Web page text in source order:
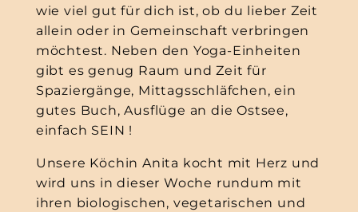
wie viel gut für dich ist, ob du lieber Zeit
allein oder in Gemeinschaft verbringen
möchtest. Neben den Yoga-Einheiten
gibt es genug Raum und Zeit für
Spaziergänge, Mittagsschläfchen, ein
gutes Buch, Ausflüge an die Ostsee,
einfach SEIN !
Unsere Köchin Anita kocht mit Herz und
wird uns in dieser Woche rundum mit
ihren biologischen, vegetarischen und